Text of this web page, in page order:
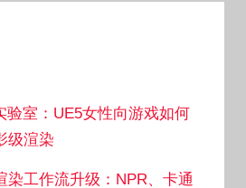
验室：UE5女性向游戏如何
级渲染
染工作流升级：NPR、卡通